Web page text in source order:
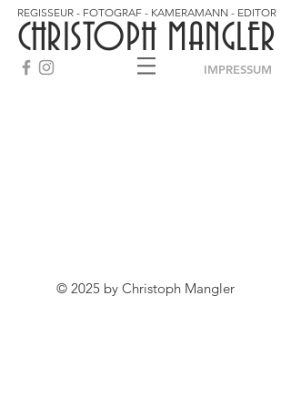
REGISSEUR - FOTOGRAF - KAMERAMANN - EDITOR
CHRISTOPH MANGLER
IMPRESSUM
© 2025 by Christoph Mangler